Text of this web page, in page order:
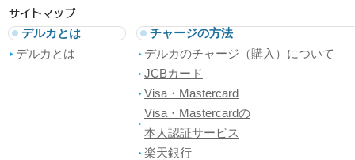
デルカとは
デルカとは
チャージの方法
デルカのチャージ（購入）について
JCBカード
Visa・Mastercard
Visa・Mastercardの
本人認証サービス
楽天銀行